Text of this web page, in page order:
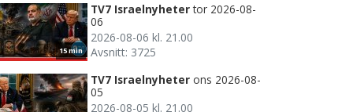
15 min
TV7 Israelnyheter tor 2026-08-
06
2026-08-06 kl. 21.00
Avsnitt: 3725
TV7 Israelnyheter ons 2026-08-
05
2026-08-05 kl. 21.00